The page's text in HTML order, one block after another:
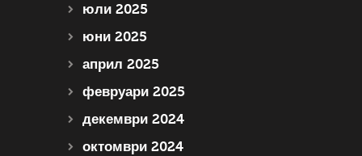
юли 2025
юни 2025
април 2025
февруари 2025
декември 2024
октомври 2024